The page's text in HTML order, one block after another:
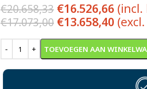
€20.658,33 €16.526,66 (incl.
€17.073,00 €13.658,40
TOEVOEGEN AAN
Alternative: